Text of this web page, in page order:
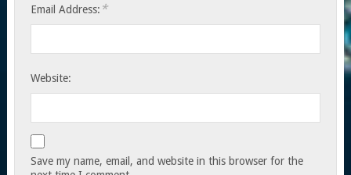
Email Address: *
Website:
Save my name, email, and website in this browser for the